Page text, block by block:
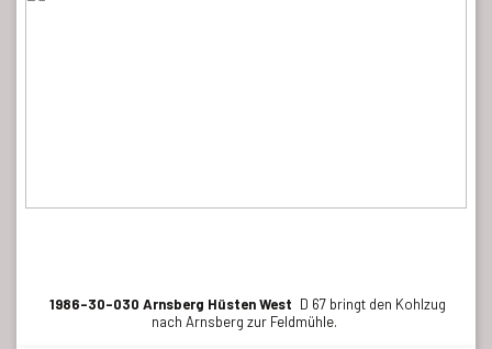
1986-30-030 Arnsberg Hüsten West D 67 bringt den Kohlzug
nach Arnsberg zur Feldmühle.